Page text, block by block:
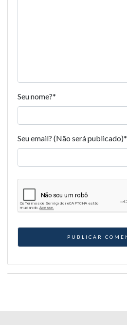
Seu nome?*
Seu email? (Não será publicado)*